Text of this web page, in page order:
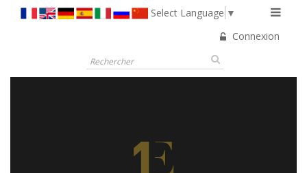
Select Language ▼
Connexion